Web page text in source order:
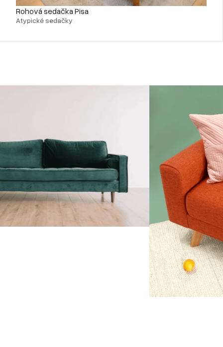
Rohová sedačka Pisa
Atypické sedačky